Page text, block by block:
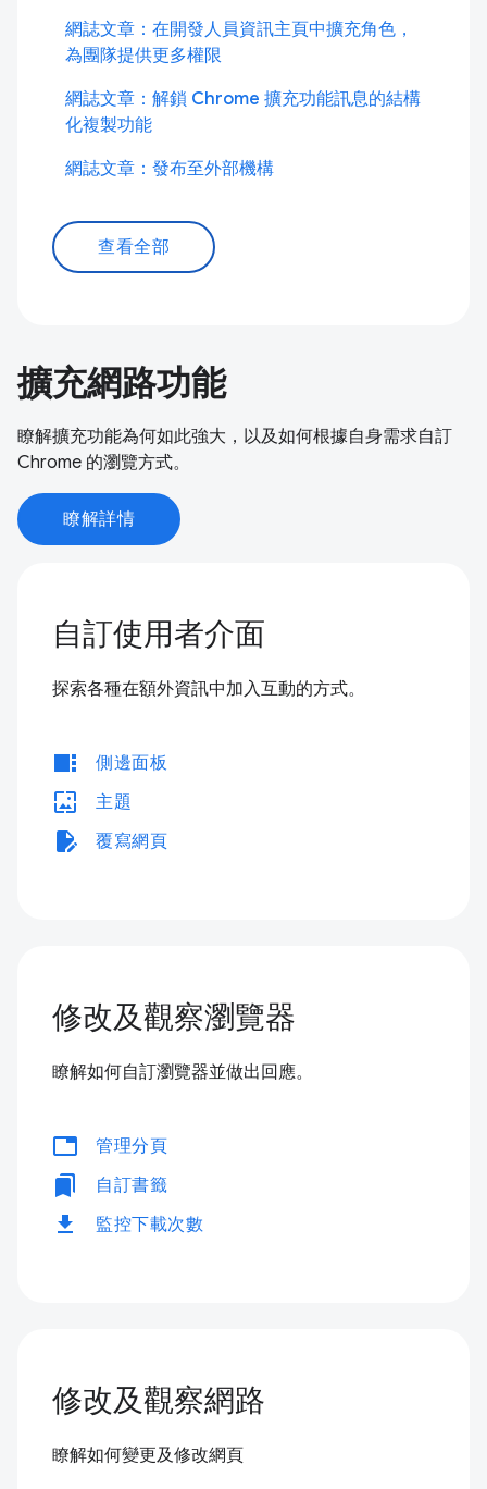
網誌文章：在開發人員資訊主頁中擴充角色，
為團隊提供更多權限
網誌文章：解鎖 Chrome 擴充功能訊息的結構
化複製功能
網誌文章：發布至外部機構
查看全部
擴充網路功能
瞭解擴充功能為何如此強大，以及如何根據自身需求自訂
Chrome 的瀏覽方式。
瞭解詳情
自訂使用者介面
探索各種在額外資訊中加入互動的方式。
view_sidebar 側邊面板
wallpaper 主題
edit_document 覆寫網頁
修改及觀察瀏覽器
瞭解如何自訂瀏覽器並做出回應。
tabs管理分頁
bookmarks 自訂書籤
download 監控下載次數
修改及觀察網路
瞭解如何變更及修改網頁